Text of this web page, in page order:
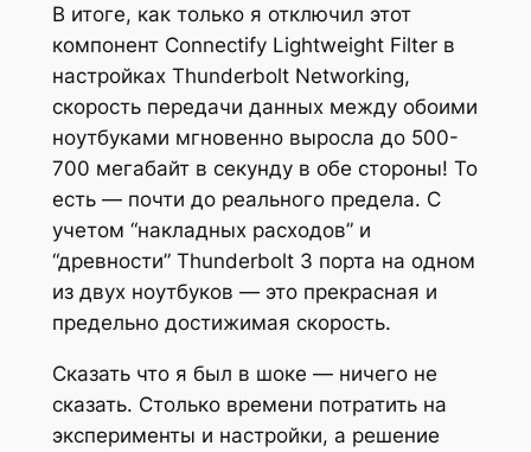
В итоге, как только я отключил этот
компонент Connectify Lightweight Filter в
настройках Thunderbolt Networking,
скорость передачи данных между обоими
ноутбуками мгновенно выросла до 500-
700 мегабайт в секунду в обе стороны! То
есть — почти до реального предела. С
учетом “накладных расходов” и
“древности” Thunderbolt 3 порта на одном
из двух ноутбуков — это прекрасная и
предельно достижимая скорость.
Сказать что я был в шоке — ничего не
сказать. Столько времени потратить на
эксперименты и настройки, а решение